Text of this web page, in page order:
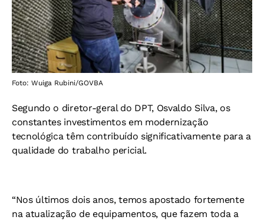
Foto: Wuiga Rubini/GOVBA
Segundo o diretor-geral do DPT, Osvaldo Silva, os
constantes investimentos em modernização
tecnológica têm contribuído significativamente para a
qualidade do trabalho pericial.
“Nos últimos dois anos, temos apostado fortemente
na atualização de equipamentos, que fazem toda a